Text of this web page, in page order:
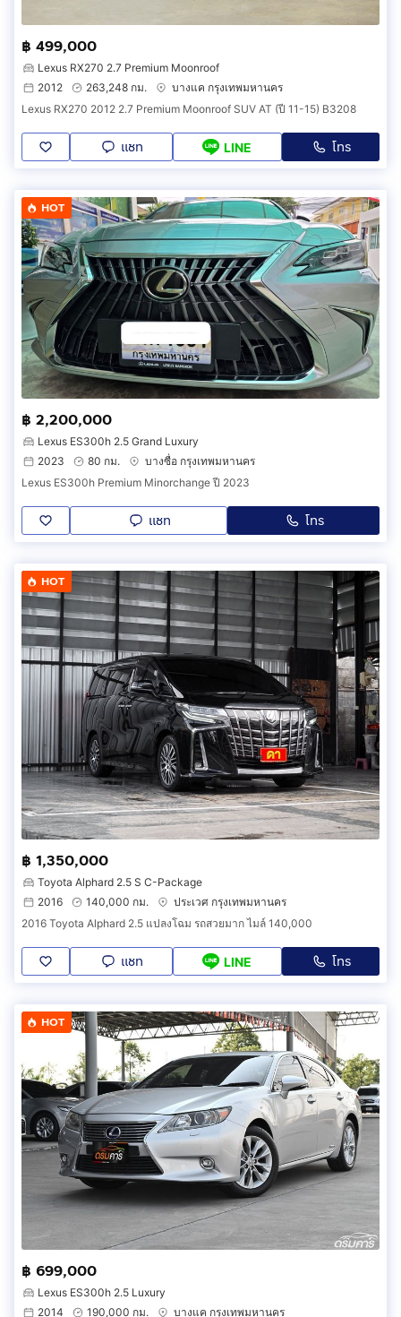
฿ 499,000
Lexus RX270 2.7 Premium Moonroof
2012
263,248 กม.
บางแค กรุงเทพมหานคร
Lexus RX270 2012 2.7 Premium Moonroof SUV AT (ปี 11-15) B3208
แชท LINE โทร
HOT
฿ 2,200,000
Lexus ES300h 2.5 Grand Luxury
2023
80 กม.
บางซื่อ กรุงเทพมหานคร
Lexus ES300h Premium Minorchange ปี 2023
แชท โทร
HOT
฿ 1,350,000
Toyota Alphard 2.5 S C-Package
2016
140,000 กม.
ประเวศ กรุงเทพมหานคร
2016 Toyota Alphard 2.5 แปลงโฉม รถสวยมาก ไมล์ 140,000
แชท LINE โทร
HOT
฿ 699,000
Lexus ES300h 2.5 Luxury
2014
190,000 กม. บางแค กรุงเทพมหานคร